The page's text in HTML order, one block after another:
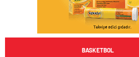
BASKETBOL